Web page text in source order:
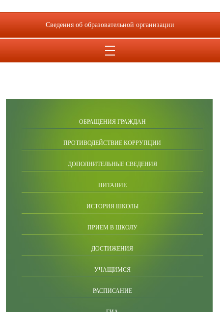
ОБРАЩЕНИЯ ГРАЖДАН
ПРОТИВОДЕЙСТВИЕ КОРРУПЦИИ
ДОПОЛНИТЕЛЬНЫЕ СВЕДЕНИЯ
ПИТАНИЕ
ИСТОРИЯ ШКОЛЫ
ПРИЕМ В ШКОЛУ
ДОСТИЖЕНИЯ
УЧАЩИМСЯ
РАСПИСАНИЕ
Сведения об образовательной организации